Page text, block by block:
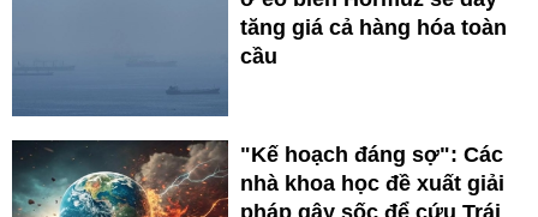
tăng giá cả hàng hóa toàn
cầu
"Kế hoạch đáng sợ": Các
nhà khoa học đề xuất giải